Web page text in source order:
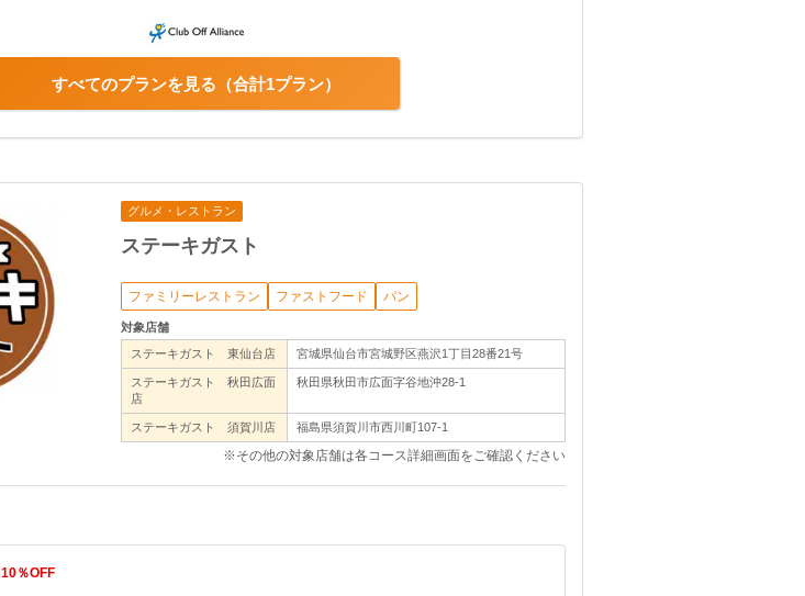
合計1プラン
すべてのプランを見る
グルメ・レストラン
ステーキガスト
ファミリーレストラン ファストフード パン
対象店舗
ステーキガスト 東仙台店
宮城県仙台市宮城野区燕沢1丁目28番21号
ステーキガスト 秋田広面
店
秋田県秋田市広面字谷地沖28-1
ステーキガスト 須賀川店 福島県須賀川市西川町107-1
※その他の対象店舗は各コース詳細画面をご確認ください
10％OFF